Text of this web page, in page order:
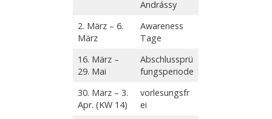
Andrássy
2. März – 6.
März
Awareness
Tage
16. März –
29. Mai
Abschlussprü
fungsperiode
30. März – 3.
Apr. (KW 14)
vorlesungsfr
ei